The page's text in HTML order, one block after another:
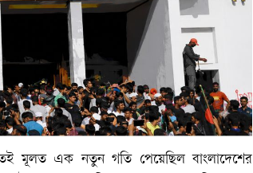
মূলত এক নতুন গতি পেয়েছিল বাংলাদেশের